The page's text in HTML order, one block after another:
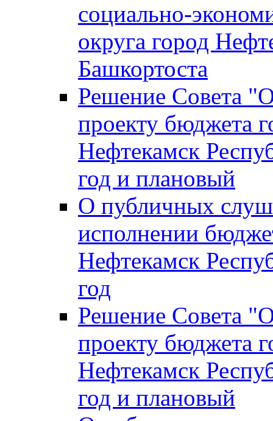
социально-
округа город
Башкортоста
Решение Совета
проекту бюджета
Нефтекамск
год и плановый
О публичных
исполнении
Нефтекамск
год
Решение Совета
проекту бюджета
Нефтекамск
год и плановый